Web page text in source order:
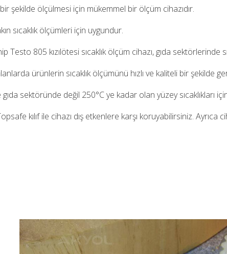
bir şekilde ölçülmesi için mükemmel bir ölçüm cihazıdır.
sıcaklık ölçümleri için uygundur.
Testo 805 kızılötesi sıcaklık ölçüm cihazı, gıda sektörlerinde
ürünlerin sıcaklık ölçümünü hızlı ve kaliteli bir şekilde
sektöründe değil 250°C ye kadar olan yüzey sıcaklıkları
kılıf ile cihazı dış etkenlere karşı koruyabilirsiniz. Ayrıca